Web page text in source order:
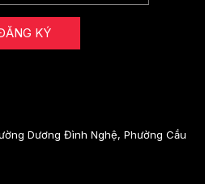
KÝ
Dương Đình Nghệ, Phường Cầu